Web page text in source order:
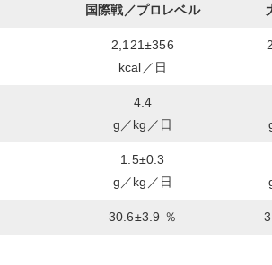
国際戦／プロレベル
2,121±356
kcal／日
4.4
g／kg／日
1.5±0.3
g／kg／日
30.6±3.9 ％